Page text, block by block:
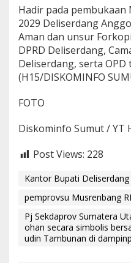
Hadir pada pembukaan
2029 Deliserdang
Aman dan unsur
DPRD Deliserdang,
Deliserdang, serta
(H15/DISKOMINFO
FOTO
Diskominfo Sumut / YT
Post Views: 228
Kantor Bupati Deliserdang
pemprovsu Musrenbang
Pj Sekdaprov Sumatera
ohan secara simbolis
udin Tambunan di